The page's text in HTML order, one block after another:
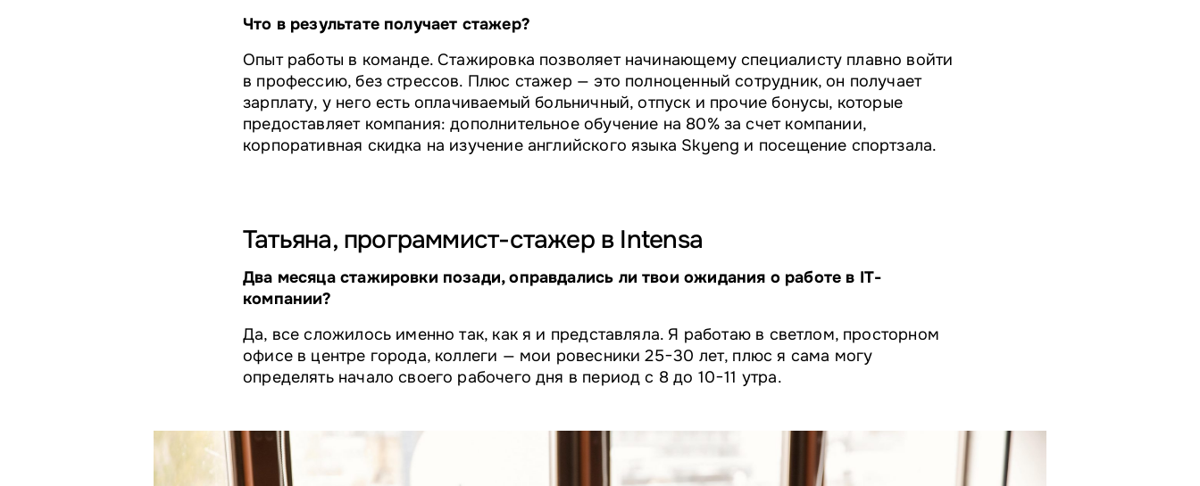
Что в результате получает стажер?
Опыт работы в команде. Стажировка позволяет начинающему специалисту плавно войти
в профессию, без стрессов. Плюс стажер — это полноценный сотрудник, он получает
зарплату, у него есть оплачиваемый больничный, отпуск и прочие бонусы, которые
предоставляет компания: дополнительное обучение на 80% за счет компании,
корпоративная скидка на изучение английского языка Skyeng и посещение спортзала.
Татьяна, программист-стажер в Intensa
Два месяца стажировки позади, оправдались ли твои ожидания о работе в IT-
компании?
Да, все сложилось именно так, как я и представляла. Я работаю в светлом, просторном
офисе в центре города, коллеги — мои ровесники 25−30 лет, плюс я сама могу
определять начало своего рабочего дня в период с 8 до 10−11 утра.